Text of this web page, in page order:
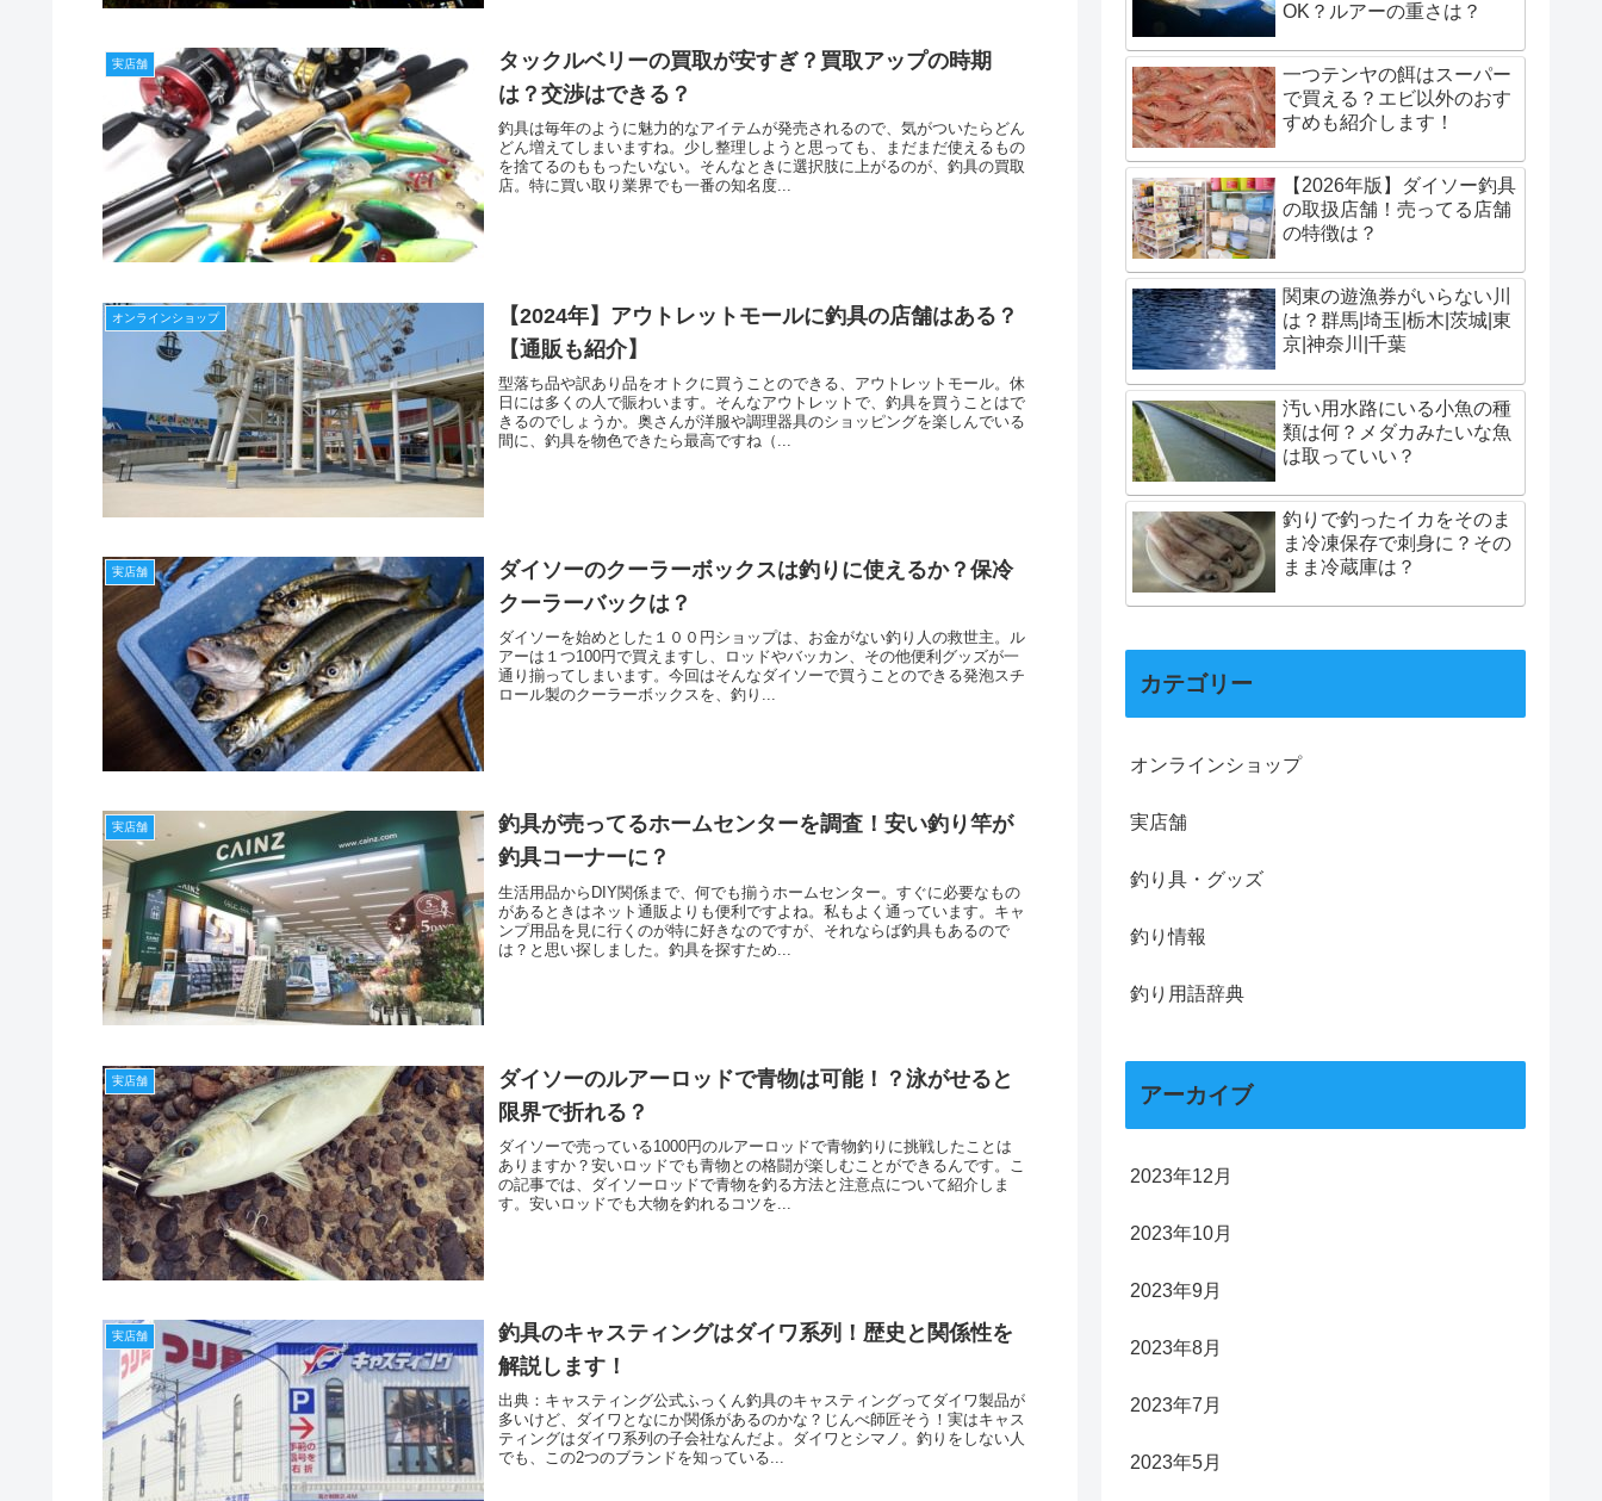
実店舗
タックルベリーの買取が安すぎ？買取アップの時期
は？交渉はできる？
釣具は毎年のように魅力的なアイテムが発売されるので、気がついたらどん
どん増えてしまいますね。少し整理しようと思っても、まだまだ使えるもの
を捨てるのももったいない。そんなときに選択肢に上がるのが、釣具の買取
店。特に買い取り業界でも一番の知名度...
オンラインショップ
【2024年】アウトレットモールに釣具の店舗はある？
【通販も紹介】
型落ち品や訳あり品をオトクに買うことのできる、アウトレットモール。休
日には多くの人で賑わいます。そんなアウトレットで、釣具を買うことはで
きるのでしょうか。奥さんが洋服や調理器具のショッピングを楽しんでいる
間に、釣具を物色できたら最高ですね（...
実店舗
ダイソーのクーラーボックスは釣りに使えるか？保冷
クーラーバックは？
ダイソーを始めとした１００円ショップは、お金がない釣り人の救世主。ル
アーは１つ100円で買えますし、ロッドやバッカン、その他便利グッズが一
通り揃ってしまいます。今回はそんなダイソーで買うことのできる発泡スチ
ロール製のクーラーボックスを、釣り...
実店舗
釣具が売ってるホームセンターを調査！安い釣り竿が
釣具コーナーに？
生活用品からDIY関係まで、何でも揃うホームセンター。すぐに必要なもの
があるときはネット通販よりも便利ですよね。私もよく通っています。キャ
ンプ用品を見に行くのが特に好きなのですが、それならば釣具もあるので
は？と思い探しました。釣具を探すため...
実店舗
ダイソーのルアーロッドで青物は可能！？泳がせると
限界で折れる？
ダイソーで売っている1000円のルアーロッドで青物釣りに挑戦したことは
ありますか？安いロッドでも青物との格闘が楽しむことができるんです。こ
の記事では、ダイソーロッドで青物を釣る方法と注意点について紹介しま
す。安いロッドでも大物を釣れるコツを...
実店舗
釣具のキャスティングはダイワ系列！歴史と関係性を
解説します！
出典：キャスティング公式ふっくん釣具のキャスティングってダイワ製品が
多いけど、ダイワとなにか関係があるのかな？じんべ師匠そう！実はキャス
ティングはダイワ系列の子会社なんだよ。ダイワとシマノ。釣りをしない人
でも、この2つのブランドを知っている...
OK？ルアーの重さは？
一つテンヤの餌はスーパー
で買える？エビ以外のおす
すめも紹介します！
【2026年版】ダイソー釣具
の取扱店舗！売ってる店舗
の特徴は？
関東の遊漁券がいらない川
は？群馬|埼玉|栃木|茨城|東
京|神奈川|千葉
汚い用水路にいる小魚の種
類は何？メダカみたいな魚
は取っていい？
釣りで釣ったイカをそのま
ま冷凍保存で刺身に？その
まま冷蔵庫は？
カテゴリー
オンラインショップ
実店舗
釣り具・グッズ
釣り情報
釣り用語辞典
アーカイブ
2023年12月
2023年10月
2023年9月
2023年8月
2023年7月
2023年5月